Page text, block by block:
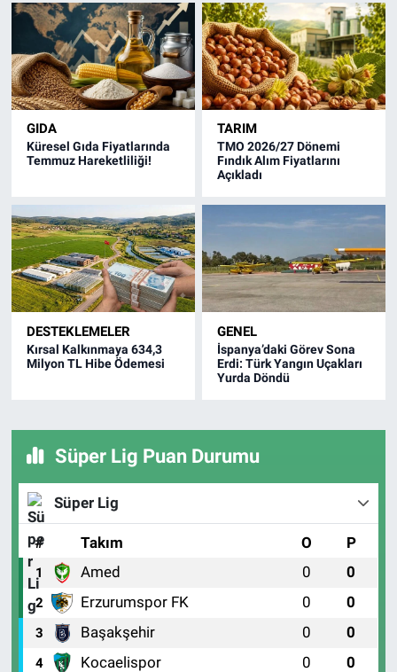
GIDA
Küresel Gıda Fiyatlarında
Temmuz Hareketliliği!
TARIM
TMO 2026/27 Dönemi
Fındık Alım Fiyatlarını
Açıkladı
DESTEKLEMELER
Kırsal Kalkınmaya 634,3
Milyon TL Hibe Ödemesi
GENEL
İspanya’daki Görev Sona
Erdi: Türk Yangın Uçakları
Yurda Döndü
Süper Lig Puan Durumu
Süper Lig
# Takım O P
1 Amed 0 0
2 Erzurumspor FK 0 0
3 Başakşehir 0 0
4 Kocaelispor 0 0